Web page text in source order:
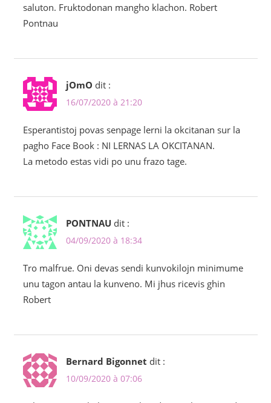
saluton. Fruktodonan mangho klachon. Robert
Pontnau
jOmO dit :
16/07/2020 à 21:20
Esperantistoj povas senpage lerni la okcitanan sur la
pagho Face Book : NI LERNAS LA OKCITANAN.
La metodo estas vidi po unu frazo tage.
PONTNAU dit :
04/09/2020 à 18:34
Tro malfrue. Oni devas sendi kunvokilojn minimume
unu tagon antau la kunveno. Mi jhus ricevis ghin
Robert
Bernard Bigonnet dit :
10/09/2020 à 07:06